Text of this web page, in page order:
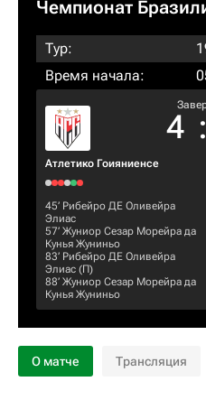
Чемпионат
Тур:
Время начала:
Атлетико Гоияниенсе
4 :
45‎’‎ Рибейро ДЕ Оливейра
Элиас
57‎’‎ Жуниор Сезар Морейра да
Кунья Жуниньо
83‎’‎ Рибейро ДЕ Оливейра
Элиас (П)
88‎’‎ Жуниор Сезар Морейра да
Кунья Жуниньо
О матче Трансляция